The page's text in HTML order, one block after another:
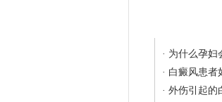
· 为什么孕妇
· 白癜风患者
· 外伤引起的